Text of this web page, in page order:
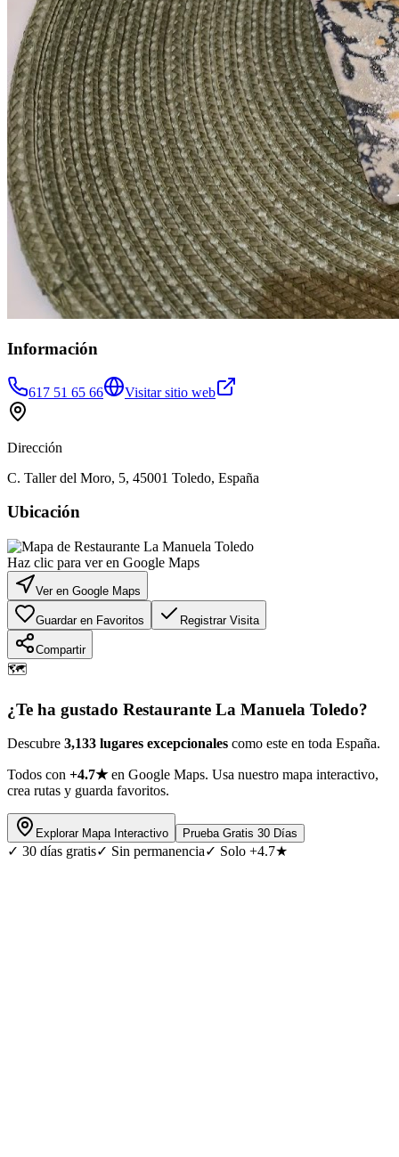
Información
617 51 65 66 Visitar sitio web
Dirección
C. Taller del Moro, 5, 45001 Toledo, España
Ubicación
Haz clic para ver en Google Maps
Ver en Google Maps
Guardar en Favoritos Registrar Visita
Compartir
🗺️
¿Te ha gustado Restaurante La Manuela Toledo?
Descubre 3,133 lugares excepcionales como este en toda España.
Todos con +4.7★en Google Maps. Usa nuestro mapa interactivo,
crea rutas y guarda favoritos.
Explorar Mapa Interactivo Prueba Gratis 30 Días
✓ 30 días gratis✓ Sin permanencia✓ Solo +4.7★